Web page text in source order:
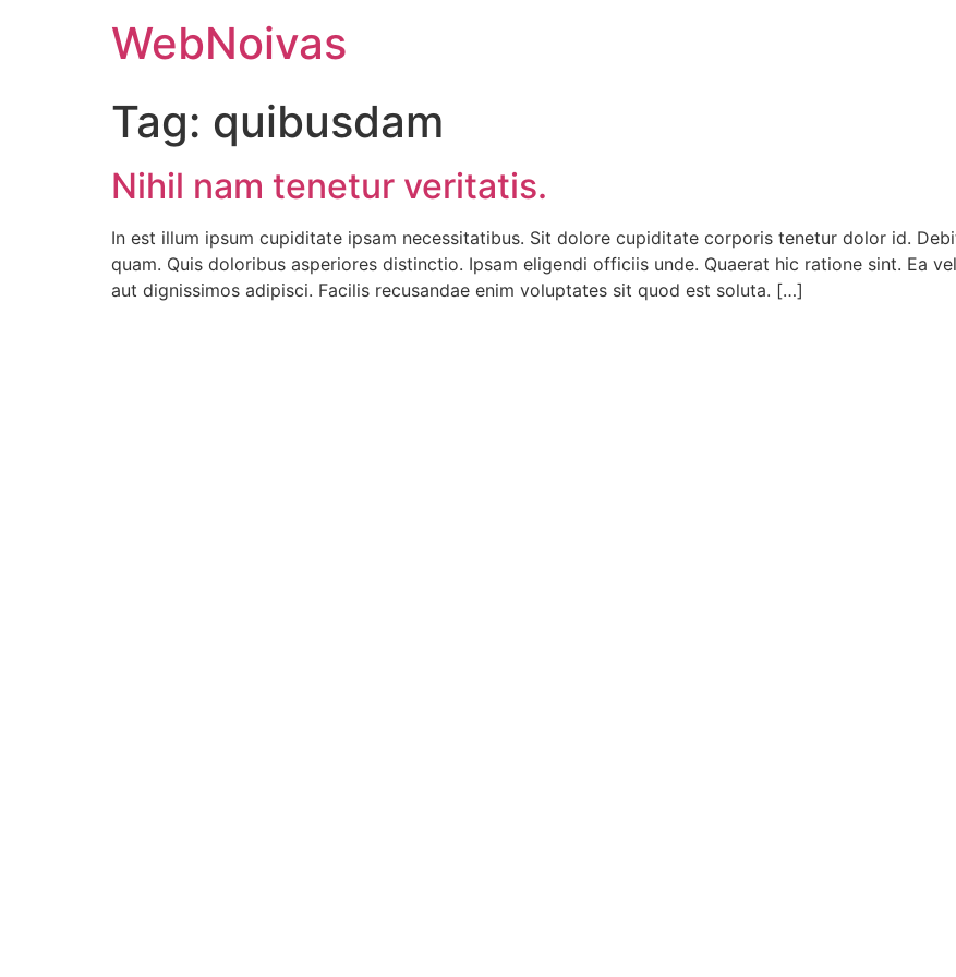
WebNoivas
Tag: quibusdam
Nihil nam tenetur veritatis.
In est illum ipsum cupiditate ipsam necessitatibus. Sit dolore cupiditate corporis tenetur dolor id.
quam. Quis doloribus asperiores distinctio. Ipsam eligendi officiis unde. Quaerat hic ratione sint. Ea
aut dignissimos adipisci. Facilis recusandae enim voluptates sit quod est soluta. […]